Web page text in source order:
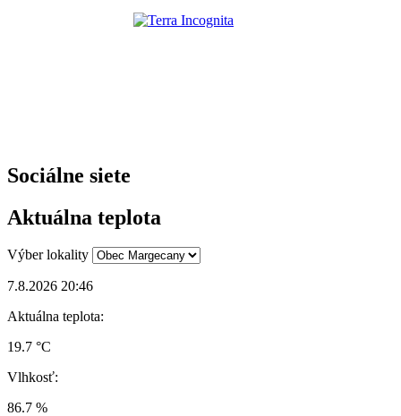
Sociálne siete
Aktuálna teplota
Výber lokality
7.8.2026 20:46
Aktuálna teplota:
19.7 °C
Vlhkosť:
86.7 %